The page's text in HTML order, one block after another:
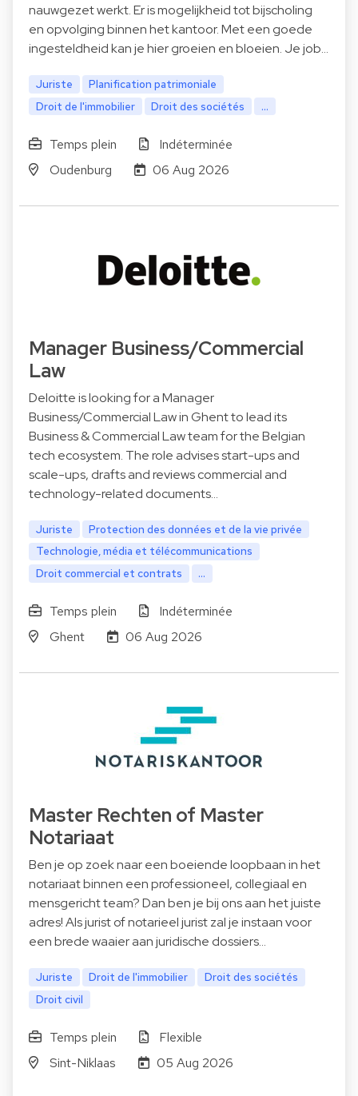
nauwgezet werkt. Er is mogelijkheid tot bijscholing
en opvolging binnen het kantoor. Met een goede
ingesteldheid kan je hier groeien en bloeien. Je job…
Juriste
Planification patrimoniale
Droit de l'immobilier
Droit des sociétés ...
Temps plein
Indéterminée
Oudenburg
06 Aug 2026
Manager Business/Commercial
Law
Deloitte is looking for a Manager
Business/Commercial Law in Ghent to lead its
Business & Commercial Law team for the Belgian
tech ecosystem. The role advises start-ups and
scale-ups, drafts and reviews commercial and
technology-related documents…
Juriste
Protection des données et de la vie privée
Technologie, média et télécommunications
Droit commercial et contrats
...
Temps plein
Indéterminée
Ghent
06 Aug 2026
Master Rechten of Master
Notariaat
Ben je op zoek naar een boeiende loopbaan in het
notariaat binnen een professioneel, collegiaal en
mensgericht team? Dan ben je bij ons aan het juiste
adres! Als jurist of notarieel jurist zal je instaan voor
een brede waaier aan juridische dossiers…
Juriste Droit de l'immobilier
Droit des sociétés
Droit civil
Temps plein
Flexible
Sint-Niklaas
05 Aug 2026